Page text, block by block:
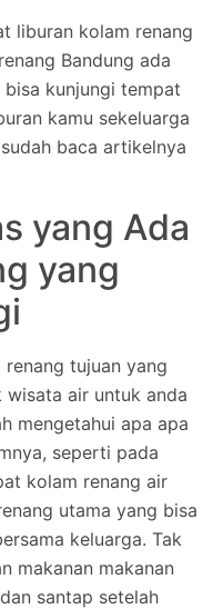
liburan kolam renang
Bandung ada
kunjungi tempat
kamu sekeluarga
baca artikelnya
yang Ada
yang
tujuan yang
air untuk anda
mengetahui apa apa
seperti pada
kolam renang air
utama yang bisa
keluarga. Tak
makanan makanan
santap setelah